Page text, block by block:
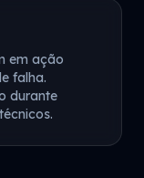
em ação
falha.
durante